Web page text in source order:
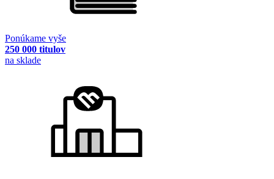
Ponúkame vyše
250 000 titulov
na sklade